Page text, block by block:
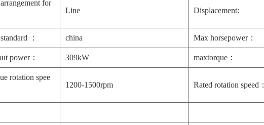
for
Line Displacement:
： china Max horsepower：
power： 309kW maxtorque：
rotation spee
1200-1500rpm Rated rotation speed：